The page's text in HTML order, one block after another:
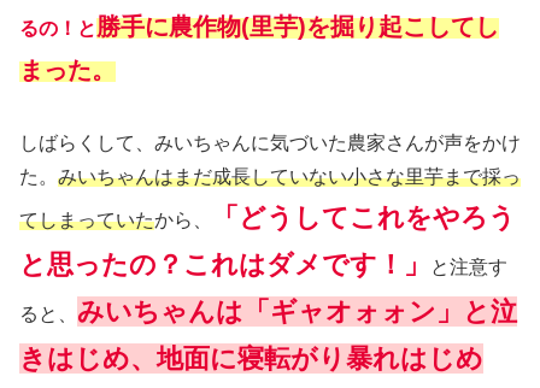
るの！と勝手に農作物(里芋)を掘り起こしてし
まった。
しばらくして、みいちゃんに気づいた農家さんが声をかけ
た。 みいちゃんはまだ成長していない小さな里芋まで採っ
てしまっていたから、
「どうしてこれをやろう
と思ったの？これはダメです！」
と注意す
ると、 みいちゃんは「ギャオォォン」と泣
きはじめ、地面に寝転がり暴れはじめ